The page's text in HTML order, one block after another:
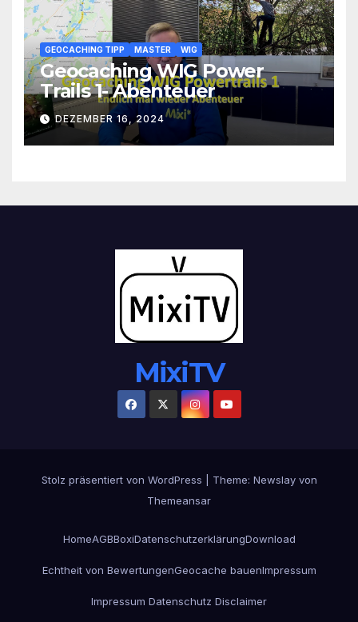
GEOCACHING TIPP MASTER WIG
Geocaching WIG Power
Trails 1- Abenteuer
DEZEMBER 16, 2024
MixiTV
Stolz präsentiert von WordPress Theme: Newslayvon
Themeansar
HomeAGBBoxiDatenschutzerklärungDownload
Echtheit von BewertungenGeocache bauenImpressum
Impressum Datenschutz Disclaimer